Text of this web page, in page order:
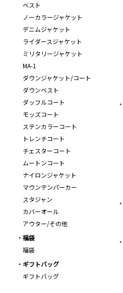
ベスト
ノーカラージャケット
デニムジャケット
ライダースジャケット
ミリタリージャケット
MA-1
ダウンジャケット/コート
ダウンベスト
ダッフルコート
モッズコート
ステンカラーコート
トレンチコート
チェスターコート
ムートンコート
ナイロンジャケット
マウンテンパーカー
スタジャン
カバーオール
アウター/その他
福袋
福袋
ギフトバッグ
ギフトバッグ